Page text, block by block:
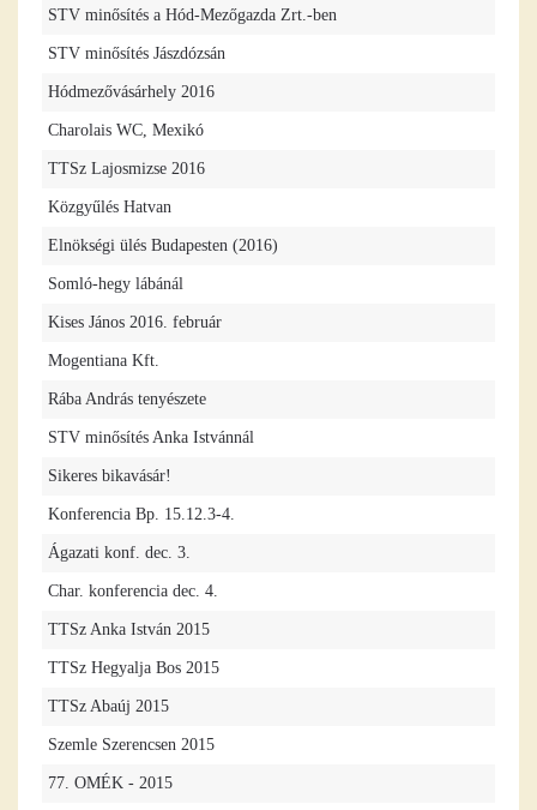
STV minősítés a Hód-Mezőgazda Zrt.-ben
STV minősítés Jászdózsán
Hódmezővásárhely 2016
Charolais WC, Mexikó
TTSz Lajosmizse 2016
Közgyűlés Hatvan
Elnökségi ülés Budapesten (2016)
Somló-hegy lábánál
Kises János 2016. február
Mogentiana Kft.
Rába András tenyészete
STV minősítés Anka Istvánnál
Sikeres bikavásár!
Konferencia Bp. 15.12.3-4.
Ágazati konf. dec. 3.
Char. konferencia dec. 4.
TTSz Anka István 2015
TTSz Hegyalja Bos 2015
TTSz Abaúj 2015
Szemle Szerencsen 2015
77. OMÉK - 2015